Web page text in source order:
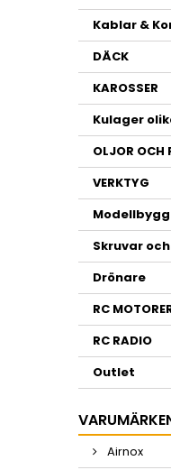
Kablar &
DÄCK
KAROSSER
Kulager
OLJOR OCH
VERKTYG
Skruvar
Drönare
RC
RC RADIO
Outlet
Airnox